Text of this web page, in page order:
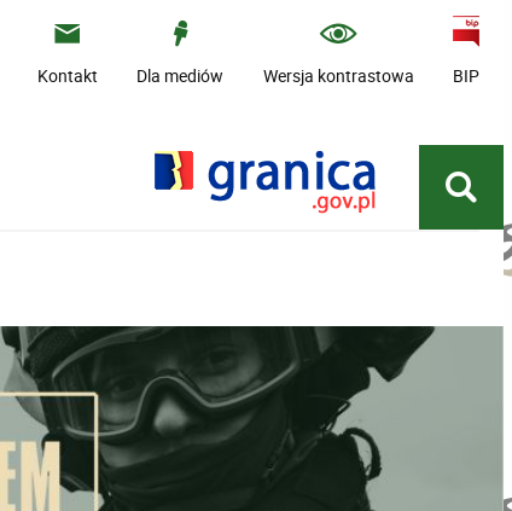
Kontakt Dla mediów Wersja kontrastowa BIP